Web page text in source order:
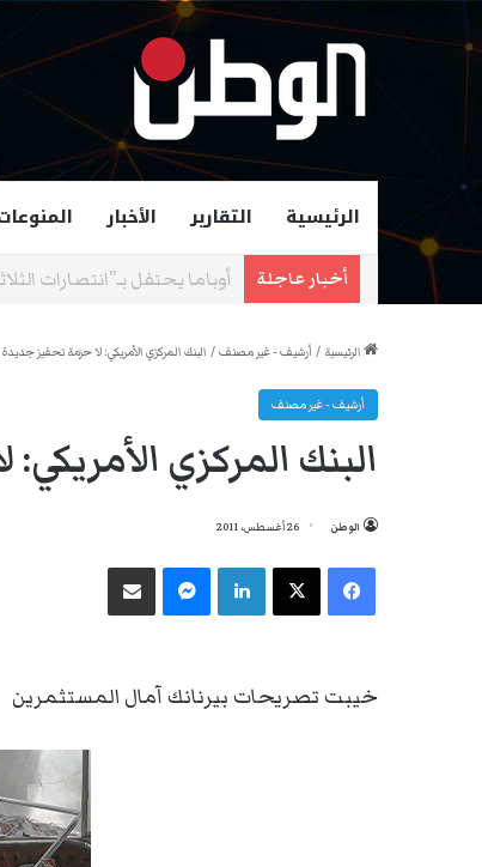
الرئيسية التقارير الأخبار
أخبار عاجلة زهران ممداني عمدة لمدينة
الرئيسية / أرشيف - غير مصنف/ البنك المركزي الأمريكي: لا حزمة تحفيز
أرشيف - غير مصنف
البنك المركزي
الوطن 26 أغسطس، 2011
فيسبوك ‫X لينكدإن ماسنجر مشاركة عبر البريد
خيبت تصريحات بيرنانك آمال المستثمرين